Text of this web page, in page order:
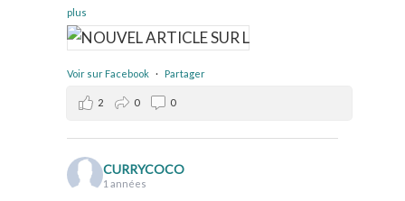
plus
Voir sur Facebook · Partager
2 0 0
CURRYCOCO
1 années